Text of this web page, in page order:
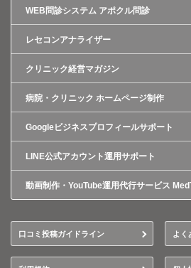
WEB問診システム アポクル問診
レセコンアナライザー
クリニック経営マガジン
病院・クリニック ホームページ制作
Googleビジネスプロフィールサポート
LINE公式アカウント運用サポート
動画制作・YouTube運用代行サービス
口コミ投稿ガイドライン よく